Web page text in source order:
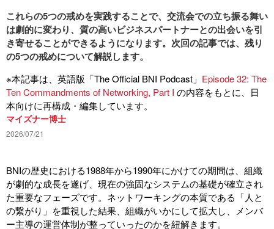
これらの5つの戒めを実践することで、交流会での立ち振る舞い
は劇的に変わり、質の高いビジネスパートナーとの出会いを引
き寄せることができるようになります。次回の記事では、残り
の5つの戒めについて解説します。
※本記事は、英語版「The Official BNI Podcast」 Episode 32: The
Ten Commandments of Networking, Part I の内容をもとに、日
本向けに再構成・編集しています。
マイズナー博士
2026/07/21
BNIの歴史における1988年から1990年にかけての期間は、組織
が劇的な成長を遂げ、現在の強固なシステムの基礎が確立され
た重要なフェーズです。ネットワーキングの本質である「人と
の繋がり」を重視した結果、組織がいかにして拡大し、メンバ
ー主導の運営体制が整っていったのかを紐解きます。